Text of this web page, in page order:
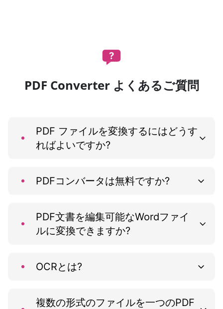
PDF Converter よくあるご質問
PDF ファイルを変換するにはどうす
ればよいですか?
PDFコンバータは無料ですか?
PDF文書を編集可能なWordファイ
ルに変換できますか?
OCRとは?
複数の形式のファイルを一つのPDF